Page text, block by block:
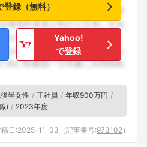
登録（無料）
Yahoo!
で登録
半女性 正社員
年収900万円
)
2023年度
日:2025-11-03 （記事番号:973102 ）